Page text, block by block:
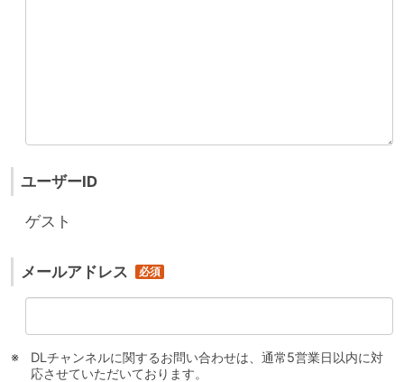
ユーザーID
ゲスト
メールアドレス
DLチャンネルに関するお問い合わせは、通常5営業日以内に対
応させていただいております。